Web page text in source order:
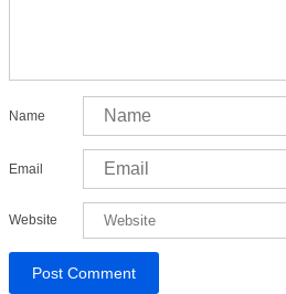
Name
Email
Website